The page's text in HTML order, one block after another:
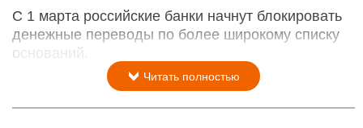
С 1 марта российские банки начнут блокировать
денежные переводы по более широкому списку
оснований.
Читать полностью